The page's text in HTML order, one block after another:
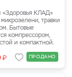
«Здоровья КЛАД»
травки
Бытовые
компрессором,
и компактной.
₽ ПРОДАНО